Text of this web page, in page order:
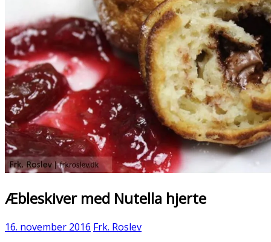
Æbleskiver med Nutella hjerte
16. november 2016 Frk. Roslev